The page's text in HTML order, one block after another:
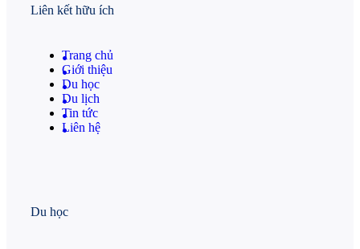
Liên kết hữu ích
Trang chủ
Giới thiệu
Du học
Du lịch
Tin tức
Liên hệ
Du học